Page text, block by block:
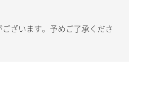
ざいます。予めご了承くださ